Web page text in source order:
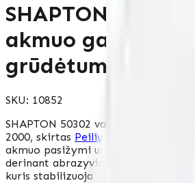
SHAPTON 50302
akmuo galandimui,
grūdėtumas 2000
SKU: 10852
SHAPTON 50302 vandens akmuo
2000, skirtas Peilių priežiūrai. Šis
akmuo pasižymi unikalia Glass
derinant abrazyvinį sluoksnį su
kuris stabilizuoja visą akmenį.